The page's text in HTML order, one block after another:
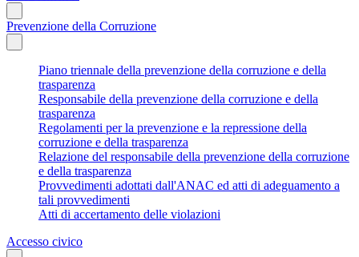
Prevenzione della Corruzione
Piano triennale della prevenzione della corruzione e della
trasparenza
Responsabile della prevenzione della corruzione e della
trasparenza
Regolamenti per la prevenzione e la repressione della
corruzione e della trasparenza
Relazione del responsabile della prevenzione della corruzione
e della trasparenza
Provvedimenti adottati dall'ANAC ed atti di adeguamento a
tali provvedimenti
Atti di accertamento delle violazioni
Accesso civico